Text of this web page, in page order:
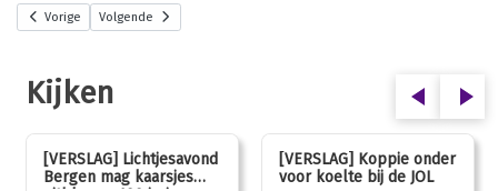
Vorige Volgende
Kijken
[VERSLAG] Lichtjesavond
Bergen mag kaarsjes
[VERSLAG] Koppie onder
voor koelte bij de JOL